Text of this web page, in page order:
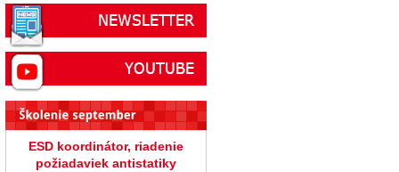
ESD koordinátor, riadenie
požiadaviek antistatiky